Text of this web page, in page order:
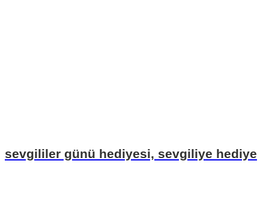
sevgililer günü hediyesi, sevgiliye hediye